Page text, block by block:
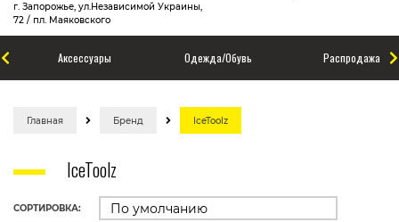
г. Запорожье, ул.Независимой Украины,
72 / пл. Маяковского
Аксессуары Одежда/Обувь Распродажа
Главная Бренд IceToolz
IceToolz
СОРТИРОВКА: